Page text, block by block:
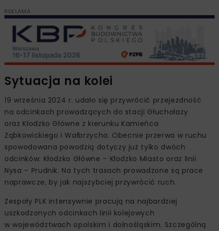
REKLAMA
Sytuacja na kolei
19 września 2024 r. udało się przywrócić przejezdność
na odcinkach prowadzących do stacji Głuchołazy
oraz Kłodzko Główne z kierunku Kamieńca
Ząbkowickiego i Wałbrzycha. Obecnie przerwa w ruchu
spowodowana powodzią dotyczy już tylko dwóch
odcinków: Kłodzko Główne – Kłodzko Miasto oraz linii
Nysa – Prudnik. Na tych trasach prowadzone są prace
naprawcze, by jak najszybciej przywrócić ruch.
Zespoły PLK intensywnie pracują na najbardziej
uszkodzonych odcinkach linii kolejowych
w województwach opolskim i dolnośląskim. Szczególną